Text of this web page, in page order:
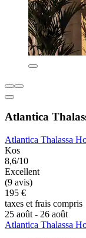
Atlantica
Atlantica Thalassa
Kos
8,6/10
Excellent
(9 avis)
195 €
taxes et frais compris
25 août - 26 août
Atlantica Thalassa